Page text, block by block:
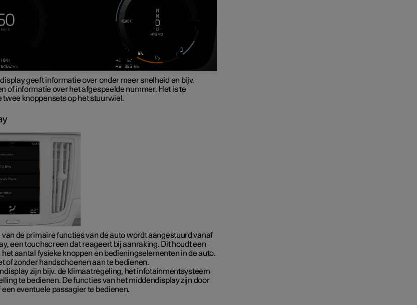
geeft informatie overonder meersnelheid en bijv.
of informatie over het afgespeelde nummer. Het is te
twee knoppensets op het stuurwiel.
van de primaire functies van de auto wordt aangestuurd vanaf
een touchscreen dat reageert bij aanraking. Dit houdt een
het aantal fysieke knoppen en bedieningselementen in de auto.
of zonder handschoenen aan te bedienen.
zijn bijv. de klimaatregeling, het infotainmentsysteem
te bedienen. De functies van het middendisplay zijn door
eventuele passagier te bedienen.